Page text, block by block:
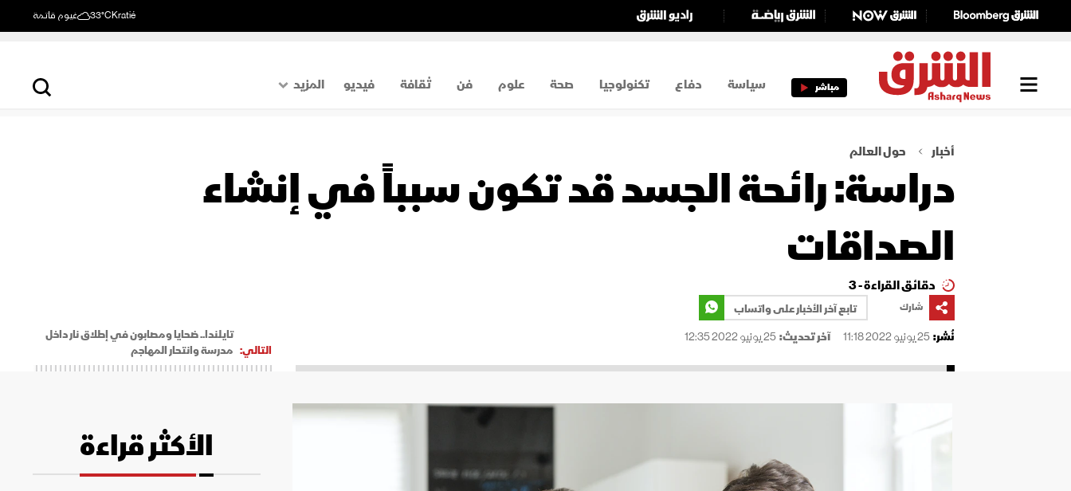
Kratié
33°C غيوم قاتمة
مباشر سياسة دفاع تكنولوجيا صحة علوم فن ثقافة فيديو
المزيد
رياضة
أخبار حول العالم
دراسة: رائحة الجسد قد تكون سبباً في إنشاء
الصداقات
دقائق القراءة - 3
شارك
تابع آخر الأخبار على واتساب
نُشر:25 يونيو 2022 11:18 آخر تحديث:25 يونيو 2022 12:35
التالي:
تايلندا.. ضحايا ومصابون في إطلاق نار داخل
مدرسة وانتحار المهاجم
الأكثر قراءة